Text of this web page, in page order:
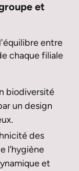
et
entre
chaque filiale
biodiversité
un design
des
l’hygiène
et